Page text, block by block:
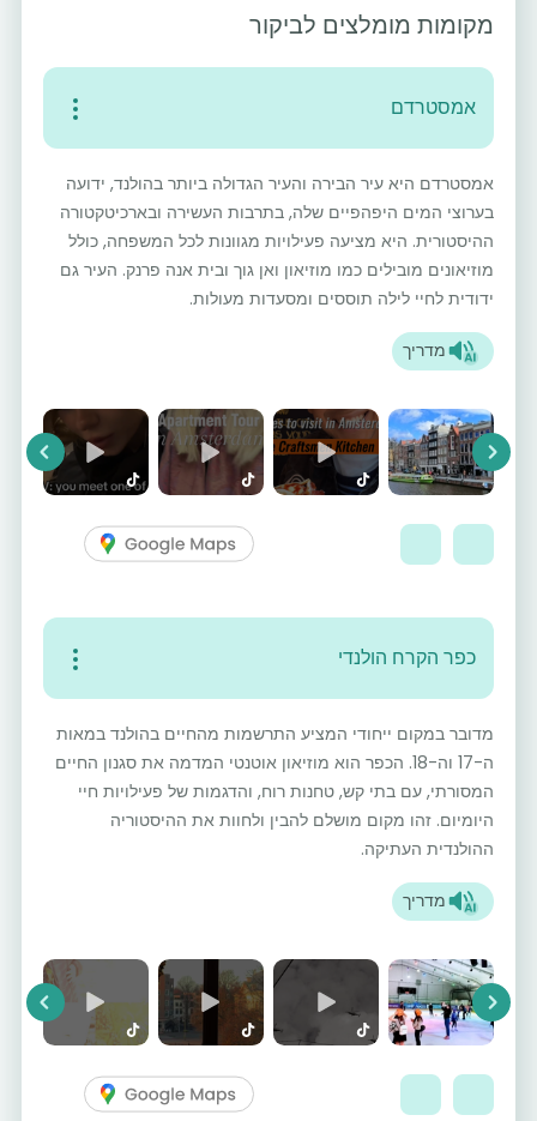
מקומות מומלצים לביקור
אמסטרדם
אמסטרדם היא עיר הבירה והעיר הגדולה ביותר בהולנד, ידועה
בערוצי המים היפהפיים שלה, בתרבות העשירה ובארכיטקטורה
ההיסטורית. היא מציעה פעילויות מגוונות לכל המשפחה, כולל
מוזיאונים מובילים כמו מוזיאון ואן גוך ובית אנה פרנק. העיר גם
ידודית לחיי לילה תוססים ומסעדות מעולות.
מדריך
Next
כפר הקרח הולנדי
מדובר במקום ייחודי המציע התרשמות מהחיים בהולנד במאות
ה-17 וה-18. הכפר הוא מוזיאון אוטנטי המדמה את סגנון החיים
המסורתי, עם בתי קש, טחנות רוח, והדגמות של פעילויות חיי
היומיום. זהו מקום מושלם להבין ולחוות את ההיסטוריה
ההולנדית העתיקה.
מדריך
Next